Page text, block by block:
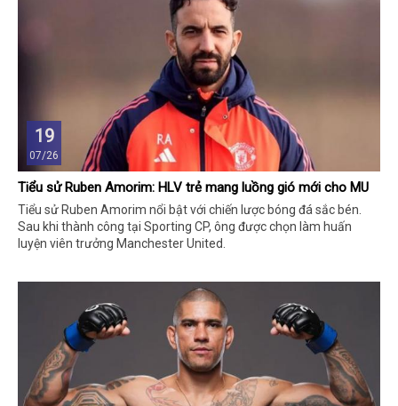
19
07/26
Tiểu sử Ruben Amorim: HLV trẻ mang luồng gió mới cho MU
Tiểu sử Ruben Amorim nổi bật với chiến lược bóng đá sắc bén.
Sau khi thành công tại Sporting CP, ông được chọn làm huấn
luyện viên trưởng Manchester United.